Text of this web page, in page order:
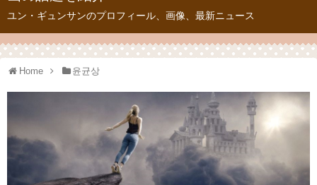
ユン・ギュンサンのプロフィール、画像、最新ニュース
Home 윤균상